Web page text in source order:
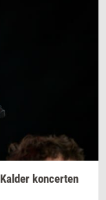
Kal­der kon­cer­ten